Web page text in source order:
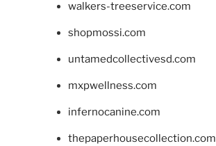
walkers-treeservice.com
shopmossi.com
untamedcollectivesd.com
mxpwellness.com
infernocanine.com
thepaperhousecollection.com